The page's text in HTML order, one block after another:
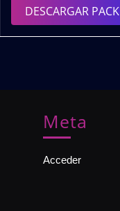
DESCARGAR PACK
Meta
Acceder